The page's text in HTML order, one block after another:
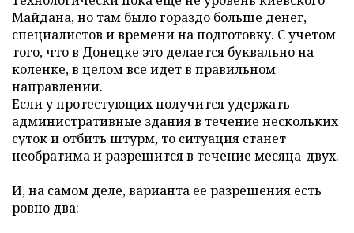
Майдана, но там было гораздо больше денег,
специалистов и времени на подготовку. С учетом
того, что в Донецке это делается буквально на
коленке, в целом все идет в правильном
направлении.
Если у протестующих получится удержать
административные здания в течение нескольких
суток и отбить штурм, то ситуация станет
необратима и разрешится в течение месяца-двух.
И, на самом деле, варианта ее разрешения есть
ровно два: